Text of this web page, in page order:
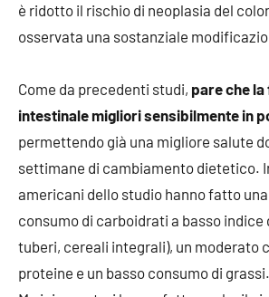
è ridotto il rischio di neoplasia del
osservata una sostanziale
Come da precedenti studi, pare che
intestinale migliori sensibilmente in
permettendo già una migliore salute
settimane di cambiamento dietetico.
americani dello studio hanno fatto
consumo di carboidrati a basso indice
tuberi, cereali integrali), un moderato
proteine e un basso consumo di grassi.